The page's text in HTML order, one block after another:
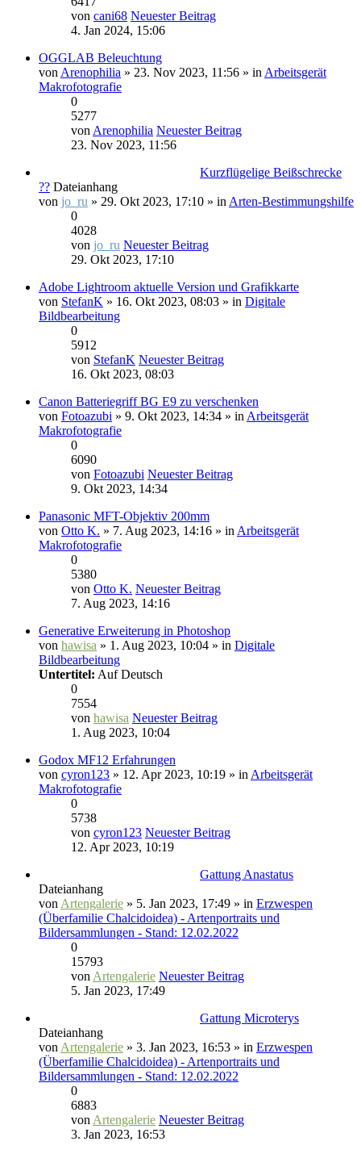
von cani68 Neuester Beitrag
4. Jan 2024, 15:06
OGGLAB Beleuchtung
von Arenophilia » 23. Nov 2023, 11:56 » in Arbeitsgerät
Makrofotografie
0
5277
von Arenophilia Neuester Beitrag
23. Nov 2023, 11:56
Kurzflügelige Beißschrecke
?? Dateianhang
von jo_ru » 29. Okt 2023, 17:10 » in Arten-Bestimmungshilfe
0
4028
von jo_ru Neuester Beitrag
29. Okt 2023, 17:10
Adobe Lightroom aktuelle Version und Grafikkarte
von StefanK » 16. Okt 2023, 08:03 » in Digitale
Bildbearbeitung
0
5912
von StefanK Neuester Beitrag
16. Okt 2023, 08:03
Canon Batteriegriff BG E9 zu verschenken
von Fotoazubi » 9. Okt 2023, 14:34 » in Arbeitsgerät
Makrofotografie
0
6090
von Fotoazubi Neuester Beitrag
9. Okt 2023, 14:34
Panasonic MFT-Objektiv 200mm
von Otto K. » 7. Aug 2023, 14:16 » in Arbeitsgerät
Makrofotografie
0
5380
von Otto K. Neuester Beitrag
7. Aug 2023, 14:16
Generative Erweiterung in Photoshop
von hawisa » 1. Aug 2023, 10:04 » in Digitale
Bildbearbeitung
Untertitel: Auf Deutsch
0
7554
von hawisa Neuester Beitrag
1. Aug 2023, 10:04
Godox MF12 Erfahrungen
von cyron123 » 12. Apr 2023, 10:19 » in Arbeitsgerät
Makrofotografie
0
5738
von cyron123 Neuester Beitrag
12. Apr 2023, 10:19
Gattung Anastatus
Dateianhang
von Artengalerie » 5. Jan 2023, 17:49 » in Erzwespen
(Überfamilie Chalcidoidea) - Artenportraits und
Bildersammlungen - Stand: 12.02.2022
0
15793
von Artengalerie Neuester Beitrag
5. Jan 2023, 17:49
Gattung Microterys
Dateianhang
von Artengalerie » 3. Jan 2023, 16:53 » in Erzwespen
(Überfamilie Chalcidoidea) - Artenportraits und
Bildersammlungen - Stand: 12.02.2022
0
6883
von Artengalerie Neuester Beitrag
3. Jan 2023, 16:53